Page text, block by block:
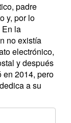
padre
y, por lo
En la
no existía
electrónico,
y después
en 2014, pero
a su